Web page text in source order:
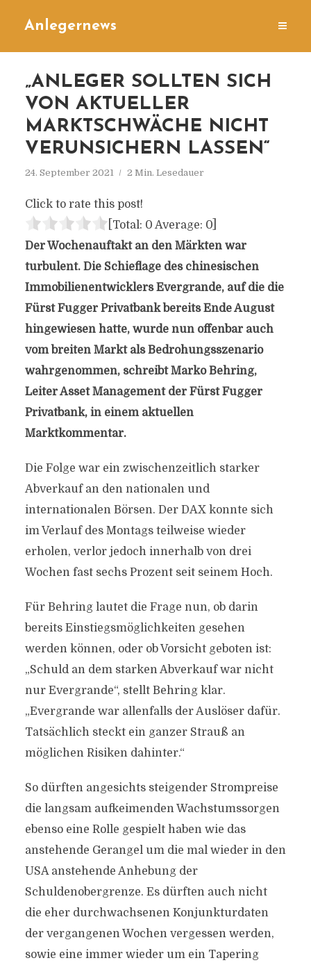
Anlegernews
„ANLEGER SOLLTEN SICH
VON AKTUELLER
MARKTSCHWÄCHE NICHT
VERUNSICHERN LASSEN“
24. September 2021 2 Min. Lesedauer
Click to rate this post!
[Total: 0 Average: 0]
Der Wochenauftakt an den Märkten war
turbulent. Die Schieflage des chinesischen
Immobilienentwicklers Evergrande, auf die die
Fürst Fugger Privatbank bereits Ende August
hingewiesen hatte, wurde nun offenbar auch
vom breiten Markt als Bedrohungsszenario
wahrgenommen, schreibt Marko Behring,
Leiter Asset Management der Fürst Fugger
Privatbank, in einem aktuellen
Marktkommentar.
Die Folge war ein zwischenzeitlich starker
Abverkauf an den nationalen und
internationalen Börsen. Der DAX konnte sich
im Verlauf des Montags teilweise wieder
erholen, verlor jedoch innerhalb von drei
Wochen fast sechs Prozent seit seinem Hoch.
Für Behring lautet die Frage nun, ob darin
bereits Einstiegsmöglichkeiten gesehen
werden können, oder ob Vorsicht geboten ist:
„Schuld an dem starken Abverkauf war nicht
nur Evergrande“, stellt Behring klar.
„Evergrande war allenfalls der Auslöser dafür.
Tatsächlich steckt ein ganzer Strauß an
möglichen Risiken dahinter.“
So dürften angesichts steigender Strompreise
die langsam aufkeimenden Wachstumssorgen
ebenso eine Rolle gespielt haben wie das
anstehende Gerangel um die mal wieder in den
USA anstehende Anhebung der
Schuldenobergrenze. Es dürften auch nicht
die eher durchwachsenen Konjunkturdaten
der vergangenen Wochen vergessen werden,
sowie eine immer wieder um ein Tapering